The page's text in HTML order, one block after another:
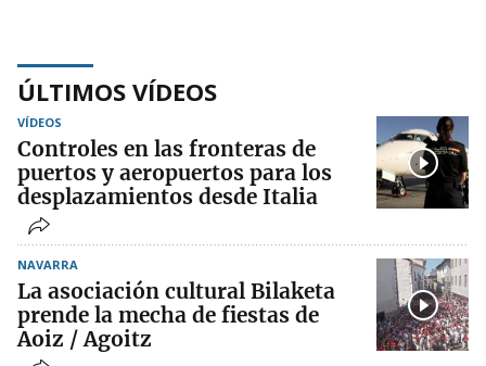
ÚLTIMOS VÍDEOS
VÍDEOS
Controles en las fronteras de
puertos y aeropuertos para los
desplazamientos desde Italia
NAVARRA
La asociación cultural Bilaketa
prende la mecha de fiestas de
Aoiz / Agoitz